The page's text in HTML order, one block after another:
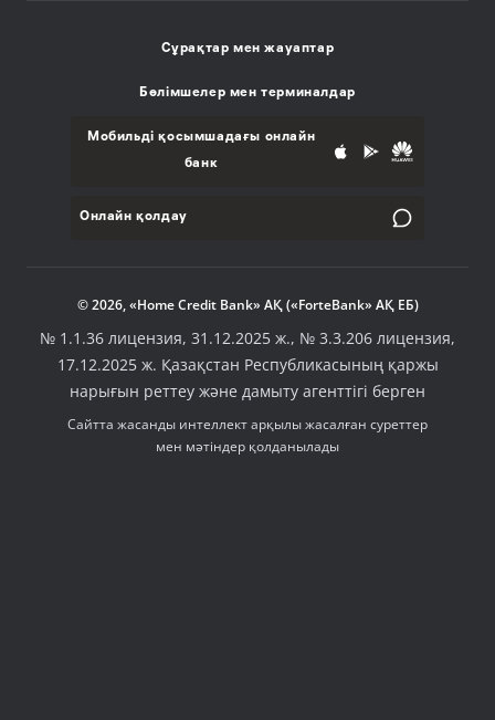
Сұрақтар мен жауаптар
Бөлімшелер мен терминалдар
Мобильді қосымшадағы онлайн
банк
Онлайн қолдау
© 2026, «Home Credit Bank» АҚ («ForteBank» АҚ ЕБ)
№ 1.1.36 лицензия, 31.12.2025 ж., № 3.3.206 лицензия,
17.12.2025 ж. Қазақстан Республикасының қаржы
нарығын реттеу және дамыту агенттігі берген
Сайтта жасанды интеллект арқылы жасалған суреттер
мен мәтіндер қолданылады